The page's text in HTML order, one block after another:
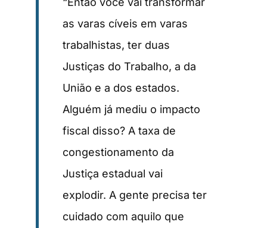
as varas cíveis em varas
trabalhistas, ter duas
Justiças do Trabalho, a da
União e a dos estados.
Alguém já mediu o impacto
fiscal disso? A taxa de
congestionamento da
Justiça estadual vai
explodir. A gente precisa ter
cuidado com aquilo que